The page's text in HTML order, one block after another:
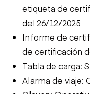
etiqueta de
del 26/12/2025
Informe de
de certificación
Tabla de carga:
Alarma de viaje: